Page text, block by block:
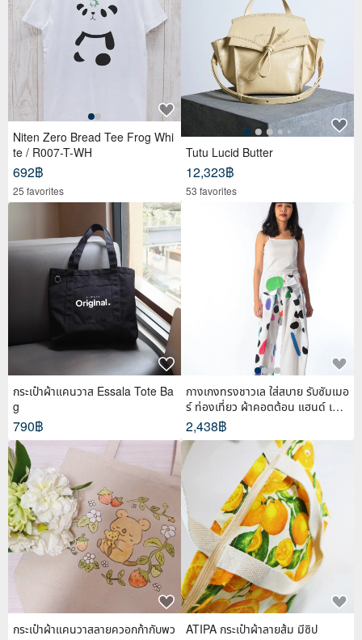
Niten Zero Bread Tee Frog Whi
te / R007-T-WH
692฿
25 favorites
กระเป๋าผ้าแคนวาส Essala Tote Ba
g
790฿
กระเป๋าผ้าแคนวาสลายควอกก้ากับพว
Tutu Lucid Butter
12,323฿
53 favorites
กางเกงทรงชาวเล ใส่สบาย รับซัมเมอ
ร์ ท่องเที่ยว ผ้าคอตต้อน แฮนด์ เพ้น
ท์
2,438฿
ATIPA กระเป๋าผ้าลายส้ม มีซิป